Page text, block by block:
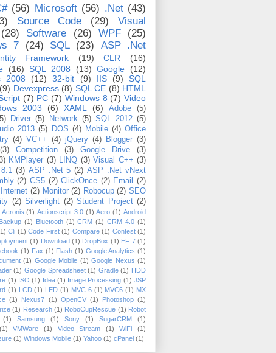
(56) Microsoft (56) .Net (43)
Source Code (29)
Visual
(28) Software (26) WPF
(25)
7
(24) SQL (23)
ASP .Net
Framework (19) CLR
(16)
(16) SQL 2008 (13) Google
(12)
2008
(12) 32-bit (9) IIS (9)
SQL
(9) Devexpress (8) SQL CE (8) HTML
(7) PC (7) Windows 8 (7) Video
2003 (6) XAML (6) Adobe
(5)
Driver (5) Network (5) SQL 2012 (5)
2013 (5) DOS (4) Mobile (4) Office
(4) VC++ (4) jQuery (4) Blogger (3)
(3) Competition (3) Google Drive
(3)
KMPlayer (3) LINQ (3) Visual C++ (3)
(3) ASP .Net 5 (2) ASP .Net vNext
(2) CS5 (2) ClickOnce (2) Email
(2)
Internet (2) Monitor (2) Robocup (2) SEO
(2) Silverlight (2) Student Project (2)
Acronis (1) Actionscript 3.0 (1) Aero (1) Android
Backup (1) Bluetooth (1) CRM (1) CRM 4.0 (1)
Cli (1) Code First (1) Compare (1) Contest (1)
(1) Download (1) DropBox (1) EF 7 (1)
(1) Fax (1) Flash (1) Google Analytics (1)
(1) Google Mobile (1) Google Nexus (1)
(1) Google Spreadsheet (1) Gradle (1) HDD
(1) ISO (1) Idea (1) Image Processing (1) JSP
(1) LCD (1) LED (1) MVC 6 (1) MVC6 (1) MX
(1) Nexus7 (1) OpenCV (1) Photoshop (1)
(1) Research (1) RoboCupRescue (1) Robot
(1) Samsung (1) Sony (1) SugarCRM
(1)
(1) VMWare (1) Video Stream (1) WiFi
(1)
(1) Windows Mobile (1) Yahoo (1) cPanel (1)